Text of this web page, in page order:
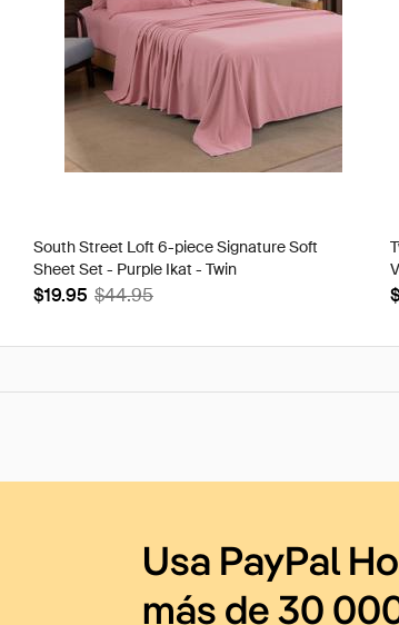
South Street Loft 6-piece Signature Soft
Sheet Set - Purple Ikat - Twin
$19.95 $44.95
Usa PayPal
más de 30